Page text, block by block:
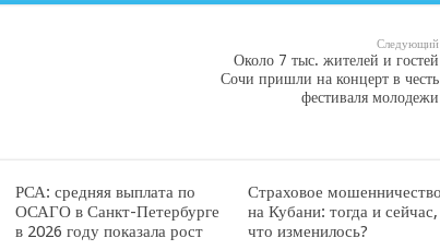
Следующий
Около 7 тыс. жителей и гостей
Сочи пришли на концерт в честь
фестиваля молодежи
РСА: средняя выплата по
ОСАГО в Санкт-Петербурге
в 2026 году показала рост
Страховое мошенничество
на Кубани: тогда и сейчас,
что изменилось?